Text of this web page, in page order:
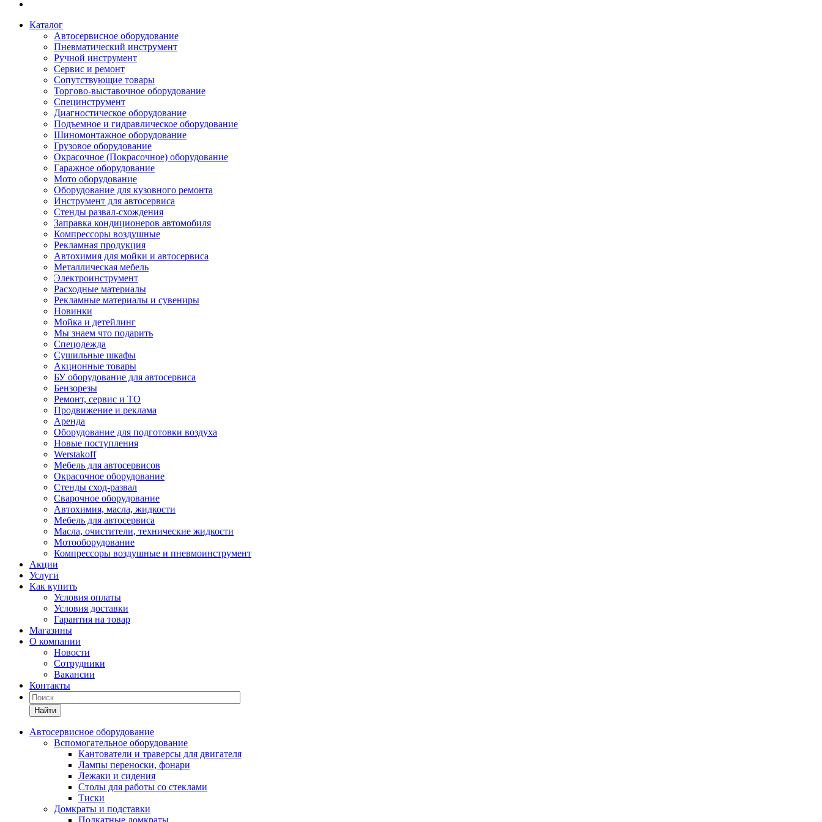
Каталог
Автосервисное оборудование
Пневматический инструмент
Ручной инструмент
Сервис и ремонт
Сопутствующие товары
Торгово-выставочное оборудование
Специнструмент
Диагностическое оборудование
Подъемное и гидравлическое оборудование
Шиномонтажное оборудование
Грузовое оборудование
Окрасочное (Покрасочное) оборудование
Гаражное оборудование
Мото оборудование
Оборудование для кузовного ремонта
Инструмент для автосервиса
Стенды развал-схождения
Заправка кондиционеров автомобиля
Компрессоры воздушные
Рекламная продукция
Автохимия для мойки и автосервиса
Металлическая мебель
Электроинструмент
Расходные материалы
Рекламные материалы и сувениры
Новинки
Мойка и детейлинг
Мы знаем что подарить
Спецодежда
Сушильные шкафы
Акционные товары
БУ оборудование для автосервиса
Бензорезы
Ремонт, сервис и ТО
Продвижение и реклама
Аренда
Оборудование для подготовки воздуха
Новые поступления
Werstakoff
Мебель для автосервисов
Окрасочное оборудование
Стенды сход-развал
Сварочное оборудование
Автохимия, масла, жидкости
Мебель для автосервиса
Масла, очистители, технические жидкости
Мотооборудование
Компрессоры воздушные и пневмоинструмент
Акции
Услуги
Как купить
Условия оплаты
Условия доставки
Гарантия на товар
Магазины
О компании
Новости
Сотрудники
Вакансии
Контакты
Найти
Автосервисное оборудование
Вспомогательное оборудование
Кантователи и траверсы для двигателя
Лампы переноски, фонари
Лежаки и сидения
Столы для работы со стеклами
Тиски
Домкраты и подставки
Подкатные домкраты